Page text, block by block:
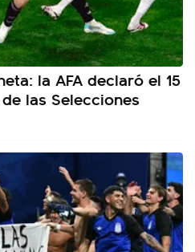
la AFA declaró el 15
las Selecciones